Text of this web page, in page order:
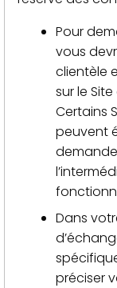
Pour
vous
clientèle
sur le
Certains
peuvent
Dans
préciser